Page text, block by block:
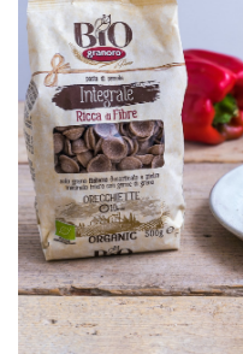
Carne
Peste si fructe de mare